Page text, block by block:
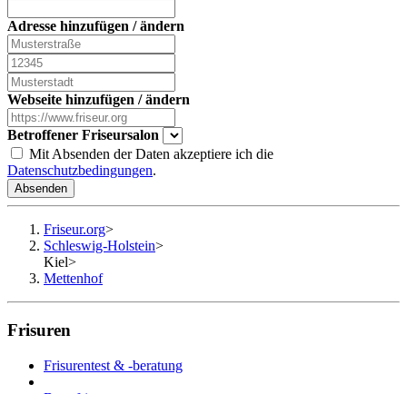
Adresse hinzufügen / ändern
Webseite hinzufügen / ändern
Betroffener Friseursalon
Mit Absenden der Daten akzeptiere ich die
Datenschutzbedingungen.
Absenden
Friseur.org>
Schleswig-Holstein>
Kiel>
Mettenhof
Frisuren
Frisurentest & -beratung